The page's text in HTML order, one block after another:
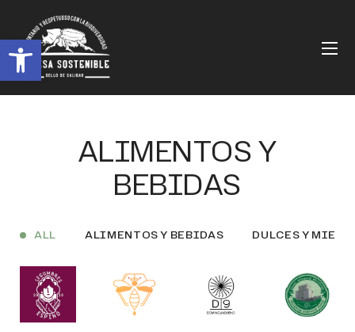
Abrir barra de herramientas
ALIMENTOS Y
BEBIDAS
ALL ALIMENTOS Y BEBIDAS DULCES Y MIEL